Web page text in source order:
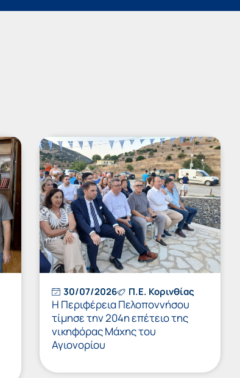
30/07/2026 Π.Ε. Κορινθίας
Η Περιφέρεια Πελοποννήσου
τίμησε την 204η επέτειο της
νικηφόρας Μάχης του
Αγιονορίου